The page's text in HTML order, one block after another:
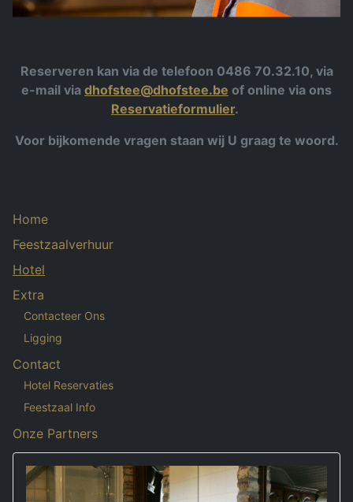
Reserveren kan via de telefoon 0486 70.32.10, via
e-mail via dhofstee@dhofstee.be of online via ons
Reservatieformulier.
Voor bijkomende vragen staan wij U graag te woord.
Home
Feestzaalverhuur
Hotel
Extra
Contacteer Ons
Ligging
Contact
Hotel Reservaties
Feestzaal Info
Onze Partners